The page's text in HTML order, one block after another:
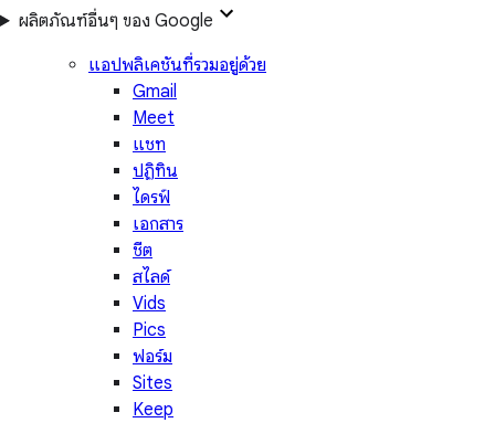
ผลิตภัณฑ์อื่นๆ ของ Google
แอปพลิเคชันที่รวมอยู่ด้วย
Gmail
Meet
แชท
ปฏิทิน
ไดรฟ์
เอกสาร
ชีต
สไลด์
Vids
Pics
ฟอร์ม
Sites
Keep